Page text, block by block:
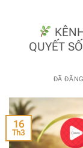
QUYẾT
ĐÃ
16
Th3